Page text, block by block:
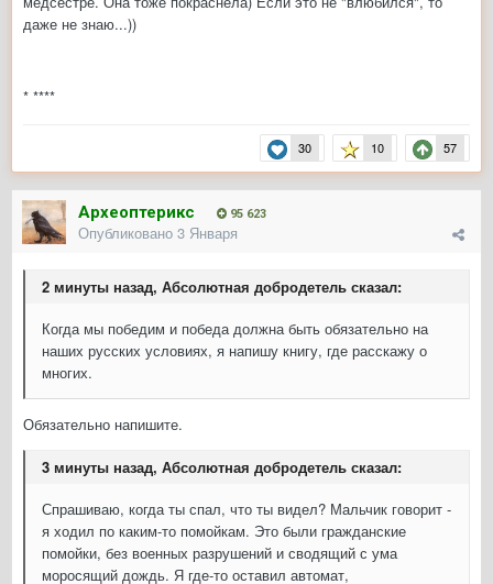
даже не знаю...))
* ****
30 10 57
Археоптерикс 95 623
Опубликовано 3 Января
2 минуты назад, Абсолютная добродетель сказал:
Когда мы победим и победа должна быть обязательно на
наших русских условиях, я напишу книгу, где расскажу о
многих.
Обязательно напишите.
3 минуты назад, Абсолютная добродетель сказал:
Спрашиваю, когда ты спал, что ты видел? Мальчик говорит -
я ходил по каким-то помойкам. Это были гражданские
помойки, без военных разрушений и сводящий с ума
моросящий дождь. Я где-то оставил автомат,